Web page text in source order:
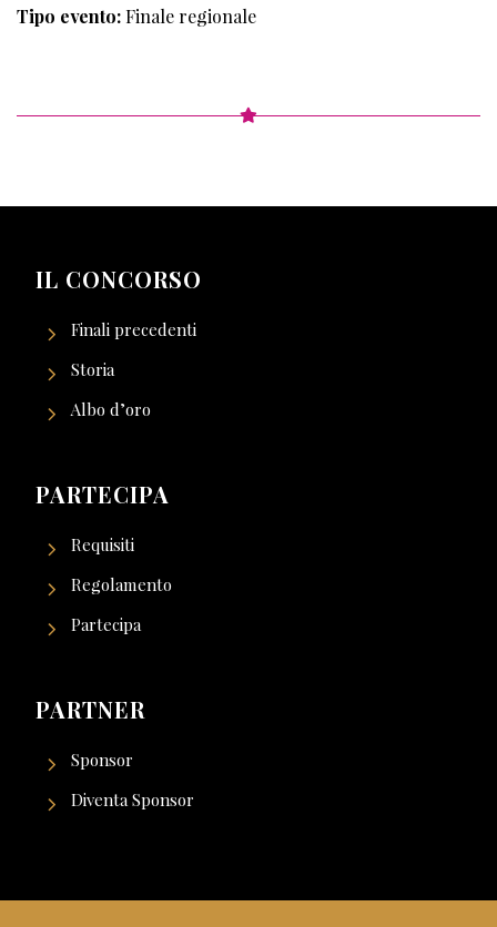
Tipo evento:Finale regionale
IL CONCORSO
Finali precedenti
Storia
Albo d’oro
PARTECIPA
Requisiti
Regolamento
Partecipa
PARTNER
Sponsor
Diventa Sponsor